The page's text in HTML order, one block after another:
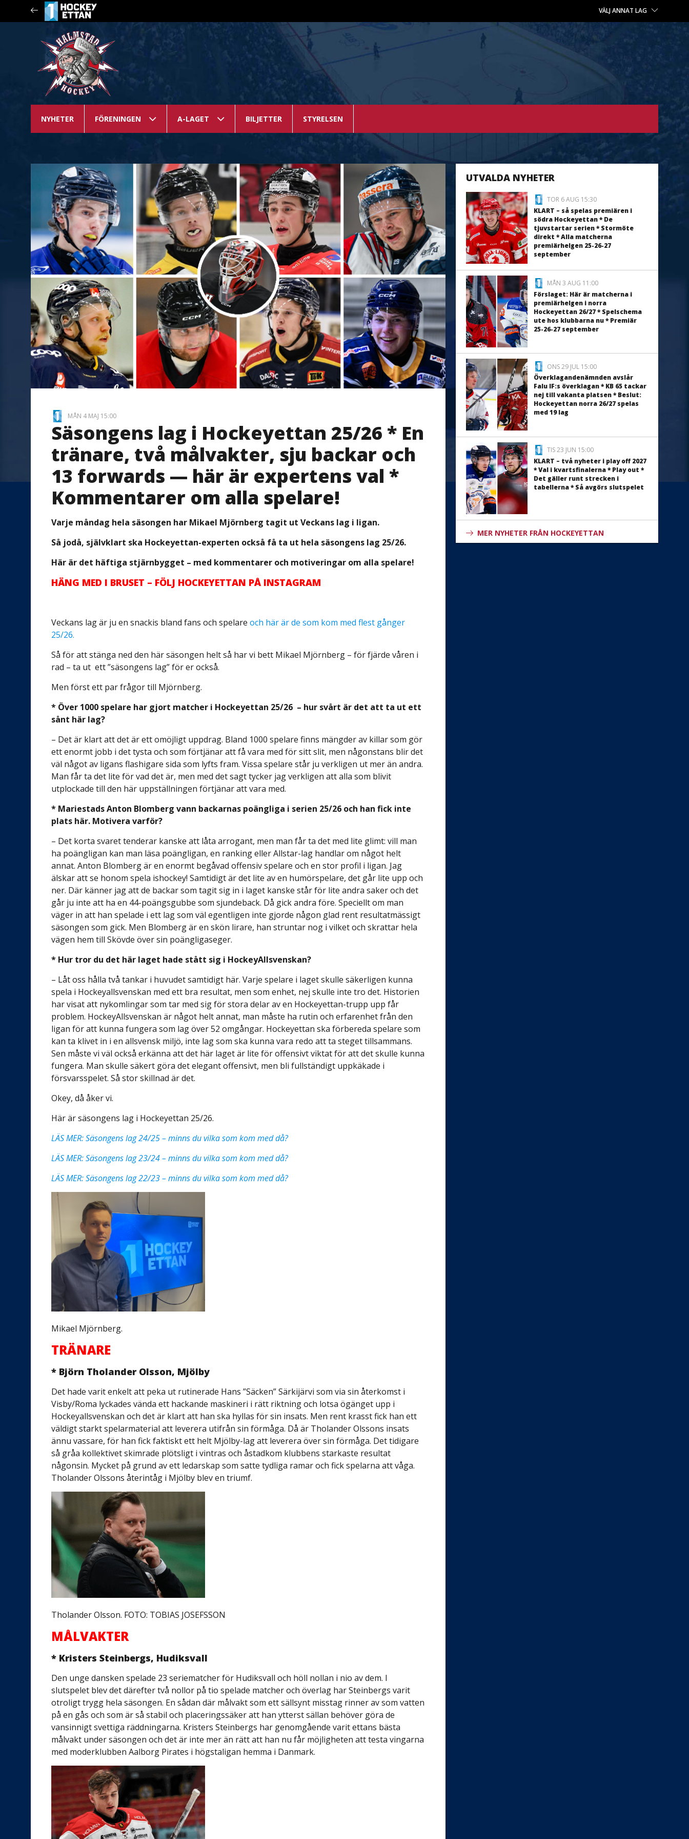
VÄLJ ANNAT LAG
NYHETER FÖRENINGEN A-LAGET BILJETTER STYRELSEN
MÅN 4 MAJ 15:00
Säsongens lag i Hockeyettan 25/26 * En
tränare, två målvakter, sju backar och
13 forwards — här är expertens val *
Kommentarer om alla spelare!
Varje måndag hela säsongen har Mikael Mjörnberg tagit ut Veckans lag i ligan.
Så jodå, självklart ska Hockeyettan-experten också få ta ut hela säsongens lag 25/26.
Här är det häftiga stjärnbygget – med kommentarer och motiveringar om alla spelare!
HÄNG MED I BRUSET – FÖLJ HOCKEYETTAN PÅ INSTAGRAM
Veckans lag är ju en snackis bland fans och spelareoch här är de som kom med flest gånger
25/26.
Så för att stänga ned den här säsongen helt så har vi bett Mikael Mjörnberg – för fjärde våren i
rad – ta ut ett ”säsongens lag” för er också.
Men först ett par frågor till Mjörnberg.
* Över 1000 spelare har gjort matcher i Hockeyettan 25/26 – hur svårt är det att ta ut ett
sånt här lag?
– Det är klart att det är ett omöjligt uppdrag. Bland 1000 spelare finns mängder av killar som gör
ett enormt jobb i det tysta och som förtjänar att få vara med för sitt slit, men någonstans blir det
väl något av ligans flashigare sida som lyfts fram. Vissa spelare står ju verkligen ut mer än andra.
Man får ta det lite för vad det är, men med det sagt tycker jag verkligen att alla som blivit
utplockade till den här uppställningen förtjänar att vara med.
* Mariestads Anton Blomberg vann backarnas poängliga i serien 25/26 och han fick inte
plats här. Motivera varför?
– Det korta svaret tenderar kanske att låta arrogant, men man får ta det med lite glimt: vill man
ha poängligan kan man läsa poängligan, en ranking eller Allstar-lag handlar om något helt
annat. Anton Blomberg är en enormt begåvad offensiv spelare och en stor profil i ligan. Jag
älskar att se honom spela ishockey! Samtidigt är det lite av en humörspelare, det går lite upp och
ner. Där känner jag att de backar som tagit sig in i laget kanske står för lite andra saker och det
går ju inte att ha en 44-poängsgubbe som sjundeback. Då gick andra före. Speciellt om man
väger in att han spelade i ett lag som väl egentligen inte gjorde någon glad rent resultatmässigt
säsongen som gick. Men Blomberg är en skön lirare, han struntar nog i vilket och skrattar hela
vägen hem till Skövde över sin poängligaseger.
* Hur tror du det här laget hade stått sig i HockeyAllsvenskan?
– Låt oss hålla två tankar i huvudet samtidigt här. Varje spelare i laget skulle säkerligen kunna
spela i Hockeyallsvenskan med ett bra resultat, men som enhet, nej skulle inte tro det. Historien
har visat att nykomlingar som tar med sig för stora delar av en Hockeyettan-trupp upp får
problem. HockeyAllsvenskan är något helt annat, man måste ha rutin och erfarenhet från den
ligan för att kunna fungera som lag över 52 omgångar. Hockeyettan ska förbereda spelare som
kan ta klivet in i en allsvensk miljö, inte lag som ska kunna vara redo att ta steget tillsammans.
Sen måste vi väl också erkänna att det här laget är lite för offensivt viktat för att det skulle kunna
fungera. Man skulle säkert göra det elegant offensivt, men bli fullständigt uppkäkade i
försvarsspelet. Så stor skillnad är det.
Okey, då åker vi.
Här är säsongens lag i Hockeyettan 25/26.
LÄS MER: Säsongens lag 24/25 – minns du vilka som kom med då?
LÄS MER: Säsongens lag 23/24 – minns du vilka som kom med då?
LÄS MER: Säsongens lag 22/23 – minns du vilka som kom med då?
Mikael Mjörnberg.
TRÄNARE
* Björn Tholander Olsson, Mjölby
Det hade varit enkelt att peka ut rutinerade Hans ”Säcken” Särkijärvi som via sin återkomst i
Visby/Roma lyckades vända ett hackande maskineri i rätt riktning och lotsa ögänget upp i
Hockeyallsvenskan och det är klart att han ska hyllas för sin insats. Men rent krasst fick han ett
väldigt starkt spelarmaterial att leverera utifrån sin förmåga. Då är Tholander Olssons insats
ännu vassare, för han fick faktiskt ett helt Mjölby-lag att leverera över sin förmåga. Det tidigare
så gråa kollektivet skimrade plötsligt i vintras och åstadkom klubbens starkaste resultat
någonsin. Mycket på grund av ett ledarskap som satte tydliga ramar och fick spelarna att våga.
Tholander Olssons återintåg i Mjölby blev en triumf.
Tholander Olsson. FOTO: TOBIAS JOSEFSSON
MÅLVAKTER
* Kristers Steinbergs, Hudiksvall
Den unge dansken spelade 23 seriematcher för Hudiksvall och höll nollan i nio av dem. I
slutspelet blev det därefter två nollor på tio spelade matcher och överlag har Steinbergs varit
otroligt trygg hela säsongen. En sådan där målvakt som ett sällsynt misstag rinner av som vatten
på en gås och som är så stabil och placeringssäker att han ytterst sällan behöver göra de
vansinnigt svettiga räddningarna. Kristers Steinbergs har genomgående varit ettans bästa
målvakt under säsongen och det är inte mer än rätt att han nu får möjligheten att testa vingarna
med moderklubben Aalborg Pirates i högstaligan hemma i Danmark.
UTVALDA NYHETER
TOR 6 AUG 15:30
KLART – så spelas premiären i
södra Hockeyettan * De
tjuvstartar serien * Stormöte
direkt * Alla matcherna
premiärhelgen 25-26-27
september
MÅN 3 AUG 11:00
Förslaget: Här är matcherna i
premiärhelgen i norra
Hockeyettan 26/27 * Spelschema
ute hos klubbarna nu * Premiär
25-26-27 september
ONS 29 JUL 15:00
Överklagandenämnden avslår
Falu IF:s överklagan * KB 65 tackar
nej till vakanta platsen * Beslut:
Hockeyettan norra 26/27 spelas
med 19 lag
TIS 23 JUN 15:00
KLART – två nyheter i play off 2027
* Val i kvartsfinalerna * Play out *
Det gäller runt strecken i
tabellerna * Så avgörs slutspelet
MER NYHETER FRÅN HOCKEYETTAN